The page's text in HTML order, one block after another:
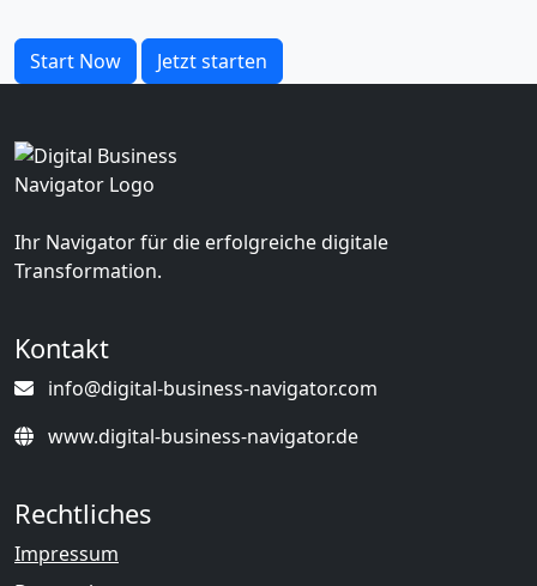
Start Now Jetzt starten
Ihr Navigator für die erfolgreiche digitale
Transformation.
Kontakt
info@digital-business-navigator.com
www.digital-business-navigator.de
Rechtliches
Impressum